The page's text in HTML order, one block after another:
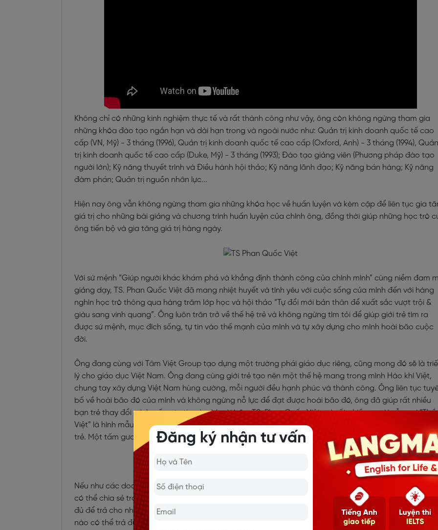
Không chỉ có những kinh nghiệm thực tế và rất thành công như vậy, ông còn không ngừng tham gia
những khóa đào tạo ngắn hạn và dài hạn trong và ngoài nước như: Quản trị kinh doanh quốc tế cao
cấp (VN, Mỹ) - 3 tháng (1996), Quản trị kinh doanh quốc tế cao cấp (Oxford, Anh) - 3 tháng (1994), Quản
trị kinh doanh quốc tế cao cấp (Duke, Mỹ) - 3 tháng (1993); Đào tạo giảng viên (Phương pháp đào tạo
người lớn); Kỹ năng thuyết trình và Điều hành hội thảo; Kỹ năng lãnh đạo; Kỹ năng bán hàng; Kỹ năng
đàm phán; Quản trị nguồn nhân lực...
Hiện nay ông vẫn không ngừng tham gia những khóa học về huấn luyện và kèm cặp để liên tục gia
giá trị cho những bài giảng và chương trình huấn luyện của chính ông, đồng thời giúp những học trò
ông tiến bộ và gia tăng giá trị hàng ngày.
Với sứ mệnh “Giúp người khác khám phá và khẳng định thành công của chính mình” cùng niềm đam
giảng dạy, TS. Phan Quốc Việt đã mang nhiệt huyết và tình yêu với cuộc sống của mình đến với hàng
nghìn học trò thông qua hàng trăm lớp học và hội thảo “Tự đổi mới bản thân để xuất sắc vượt trội &
giàu sang vinh quang”. Ông luôn trăn trở về thế hệ trẻ và không ngừng tìm tỏi để giúp giới trẻ tìm ra
được sứ mệnh, mục đích sống, tự tin vào thế mạnh của mình và tự xây dựng cho mình hoài bão cuộc
đời.
Ông đang cùng với Tâm Việt Group tạo dựng một trường phái giáo dục riêng, cũng mong đó sẽ là
lý cho giáo dục Việt Nam. Ông đang cùng giới trẻ tạo nên một thế hệ mang trong mình Hào khí Việt,
chung tay xây dựng Việt Nam hùng cường, mỗi người đều hạnh phúc và thành công. Ông liên tục
bố về hoài bão đó của mình và không ngừng nỗ lực để đạt được hoài bão đó, ông đã giúp rất nhiều
bạn trẻ thay đổi mình, sống tự tin và có hoài bão. TS. Phan Quốc Việt mà rất nhiều người vẫn gọi
Việt” là hình mẫu về tính kiên định, ý chí vươn lên và nhiệt huyết, tình yêu đất nước, tâm huyết với thế
trẻ. Một tấm gương mà chỉ cần nghe tên thôi cũng khiến chúng tôi có thêm rất nhiều động lực sống.
Nếu như các doanh nghiệp phải chi phí 40 triệu VNĐ cho 6 giờ giảng của Thầy Việt thì với sinh viên
có thể chia sẻ trong 12 giờ liền với mức phí nhỏ hơn 1/10 mức phí của doanh nghiệp. Sẽ không có giá
đủ để trả cho những thành công và nguồn động lực sống bạn đang có và sẽ có. Và cũng không có
nào có thể trả được cho người Thầy, giúp ta đạt được điều đó. Thầy Việt là một người Thầy như vậy.
Đăng ký nhận tư vấn